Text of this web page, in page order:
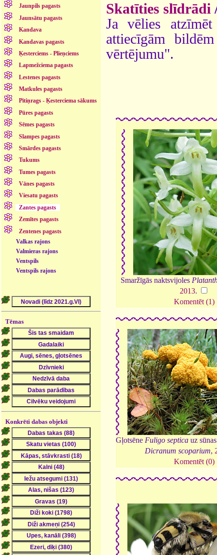
Jaunpils pagasts
Jaunsātu pagasts
Kandava
Kandavas pagasts
Ķesterciems - Plieņciems
Lapmežciema pagasts
Lestenes pagasts
Matkules pagasts
Pītiņrags - Ķesterciema sākums
Pūres pagasts
Sēmes pagasts
Slampes pagasts
Smārdes pagasts
Tukums
Tumes pagasts
Vānes pagasts
Viesatu pagasts
Zantes pagasts
Zemītes pagasts
Zentenes pagasts
Valkas rajons
Valmieras rajons
Ventspils
Ventspils rajons
Tēmas
Konkrēti dabas objekti
Skatīties slīdrādi
Ja vēlies
attiecīgām
vērtējumu".
Smaržīgās naktsvijoles
2013.
Komentēt (1)
Gļotsēne Fuligo septica uz
Dicranum scoparium,
Komentēt (0)